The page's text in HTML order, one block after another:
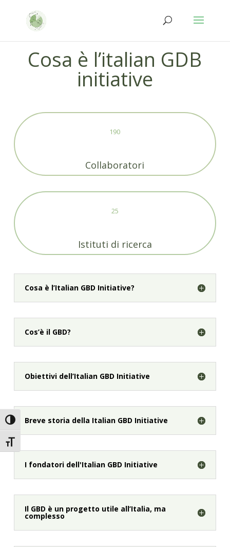
contenuto
navigazione
Attiva/disattiva alto contrasto
Attiva/disattiva dimensione testo
Cosa è l’italian GDB
initiative
190
Collaboratori
25
Istituti di ricerca
Cosa è l’Italian GBD Initiative?
Cos’è il GBD?
Obiettivi dell’Italian GBD Initiative
Breve storia della Italian GBD Initiative
I fondatori dell'Italian GBD Initiative
Il GBD è un progetto utile all’Italia, ma
complesso